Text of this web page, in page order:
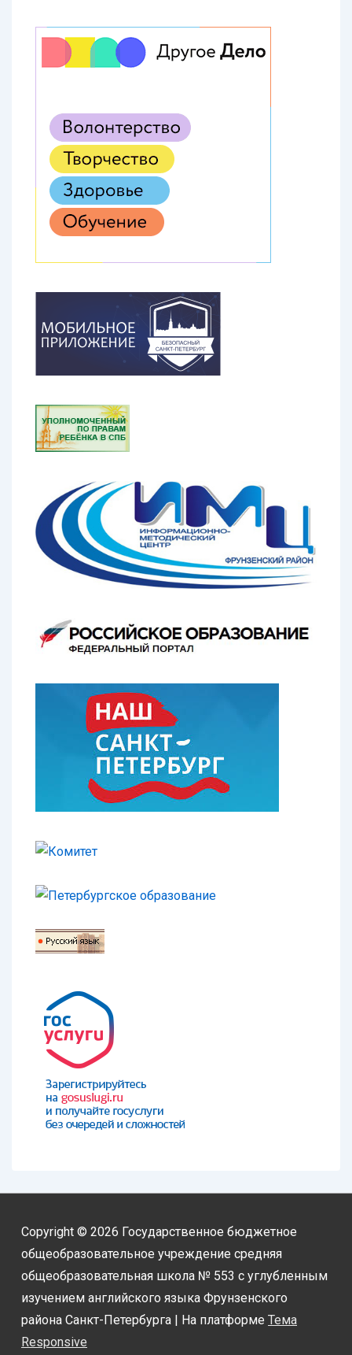
Copyright © 2026 Государственное бюджетное
общеобразовательное учреждение средняя
общеобразовательная школа № 553 с углубленным
изучением английского языка Фрунзенского
района Санкт-Петербурга | На платформе Тема
Responsive